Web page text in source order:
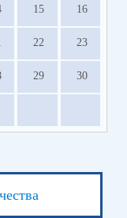
15 16
22 23
29 30